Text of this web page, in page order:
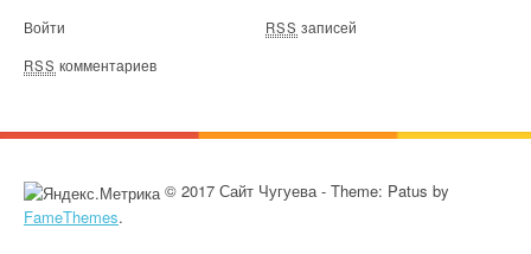
Войти RSS записей
RSS комментариев
© 2017 Сайт Чугуева - Theme: Patus by
FameThemes.